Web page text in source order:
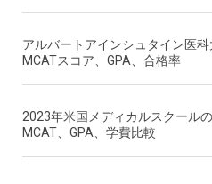
アルバートアインシュタイン医科
MCATスコア、GPA、合格率
2023年米国メディカルスクール
MCAT、GPA、学費比較